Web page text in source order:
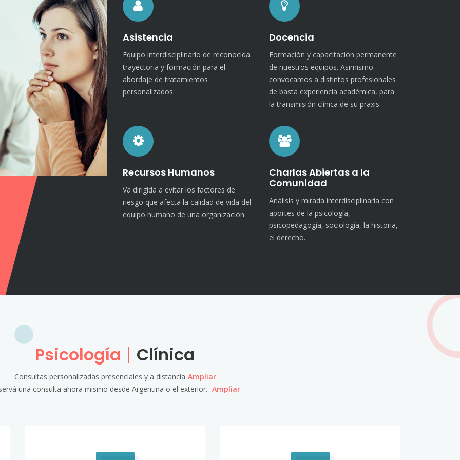
Asistencia
Equipo interdisciplinario de reconocida
trayectoria y formación para el
abordaje de tratamientos
personalizados.
Docencia
Formación y capacitación permanente
de nuestros equipos. Asimismo
convocamos a distintos profesionales
de basta experiencia académica, para
la transmisión clínica de su praxis.
Recursos Humanos
Va dirigida a evitar los factores de
riesgo que afecta la calidad de vida del
equipo humano de una organización.
Charlas Abiertas a la
Comunidad
Análisis y mirada interdisciplinaria con
aportes de la psicología,
psicopedagogía, sociología, la historia,
el derecho.
Psicología Clínica
Consultas personalizadas presenciales y a distancia Ampliar
una consulta ahora mismo desde Argentina o el exterior. Ampliar